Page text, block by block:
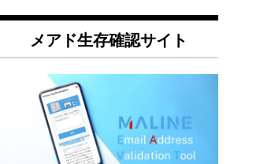
メアド生存確認サイト